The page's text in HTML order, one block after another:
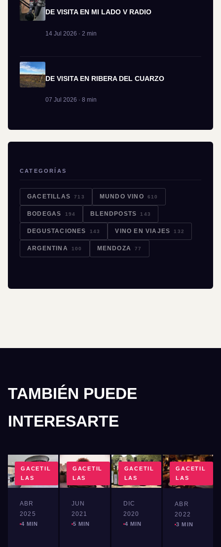
DE VISITA EN MI LADO V RADIO
14 Jul 2026 · 2 min
DE VISITA EN RIBERA DEL CUARZO
07 Jul 2026 · 8 min
CATEGORÍAS
GACETILLAS 713 MUNDO VINO 610
BODEGAS 194 BLENDPOSTS 143
DEGUSTACIONES 143 VINO EN VIAJES 132
ARGENTINA 100 MENDOZA 77
TAMBIÉN PUEDE
INTERESARTE
GACETIL
LAS
ABR
2025
4 MIN
GACETIL
LAS
JUN
2021
5 MIN
GACETIL
LAS
DIC
2020
4 MIN
GACETIL
LAS
ABR
2022
3 MIN